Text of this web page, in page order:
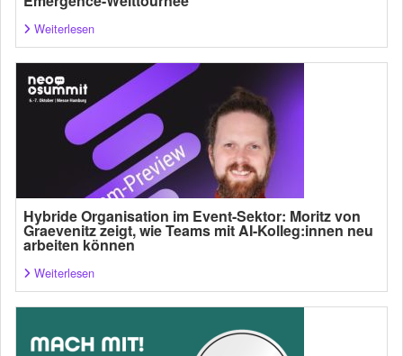
Weiterlesen
Hybride Organisation im Event-Sektor: Moritz von
Graevenitz zeigt, wie Teams mit AI-Kolleg:innen neu
arbeiten können
Weiterlesen